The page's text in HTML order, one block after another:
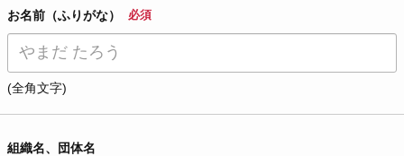
お名前（ふりがな） 必須
(全角文字)
組織名、団体名